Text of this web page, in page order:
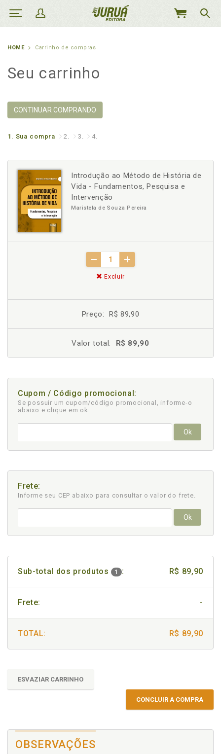
MEU
HOME Carrinho de compras
Seu carrinho
CONTINUAR COMPRANDO
1. Sua compra 2. 3. 4.
Introdução ao Método de História de
Vida - Fundamentos, Pesquisa e
Intervenção
Maristela de Souza Pereira
Excluir
Preço: R$ 89,90
Valor total: R$ 89,90
Cupom / Código promocional:
Se possuir um cupom/código promocional, informe-o
abaixo e clique em ok
Ok
Frete:
Informe seu CEP abaixo para consultar o valor do frete.
Ok
Sub-total dos produtos 1 : R$ 89,90
Frete: -
TOTAL: R$ 89,90
ESVAZIAR CARRINHO
CONCLUIR A COMPRA
OBSERVAÇÕES